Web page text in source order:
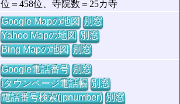
位＝458位、寺院数＝25カ寺
Google Mapの地図 別窓
Yahoo Mapの地図 別窓
Bing Mapの地図 別窓
Google電話番号 別窓
iタウンページ電話帳 別窓
電話番号検索(jpnumber) 別窓